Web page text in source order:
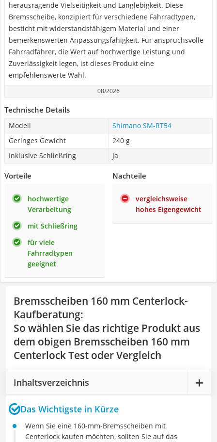
herausragende Vielseitigkeit und Langlebigkeit. Diese
Bremsscheibe, konzipiert für verschiedene Fahrradtypen,
besticht mit widerstandsfähigem Material und einer
bemerkenswerten Anpassungsfähigkeit. Für anspruchsvolle
Fahrradfahrer, die Wert auf hochwertige Leistung und
Zuverlässigkeit legen, ist dieses Produkt eine
empfehlenswerte Wahl.
08/2026
Technische Details
Modell
Shimano SM-RT54
Geringes Gewicht
240 g
Inklusive Schließring
Ja
Vorteile
hochwertige
Verarbeitung
mit Schließring
für viele
Fahrradtypen
geeignet
Nachteile
vergleichsweise
hohes Eigengewicht
Bremsscheiben 160 mm Centerlock-
Kaufberatung:
So wählen Sie das richtige Produkt aus
dem obigen Bremsscheiben 160 mm
Centerlock Test oder Vergleich
Inhaltsverzeichnis
Das Wichtigste in Kürze
Wenn Sie eine 160-mm-Bremsscheiben mit
Centerlock kaufen möchten, sollten Sie auf das